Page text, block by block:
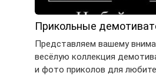
Прикольные
Представляем вашему
весёлую коллекция
и фото приколов для